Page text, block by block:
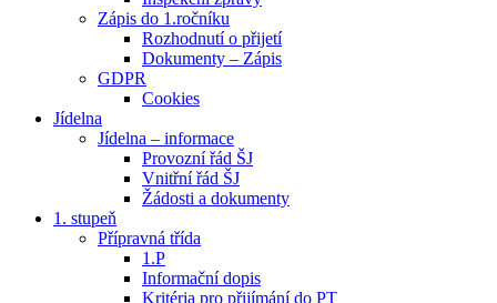
Zápis do 1.ročníku
Rozhodnutí o přijetí
Dokumenty – Zápis
GDPR
Cookies
Jídelna
Jídelna – informace
Provozní řád ŠJ
Vnitřní řád ŠJ
Žádosti a dokumenty
1. stupeň
Přípravná třída
1.P
Informační dopis
Kritéria pro přijímání do PT